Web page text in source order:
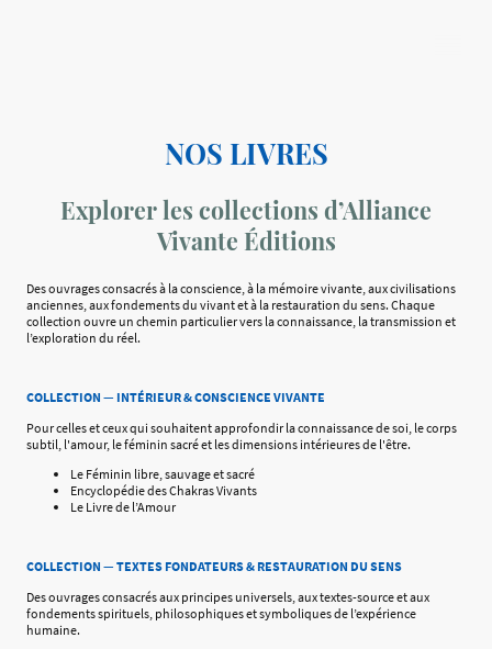
NOS LIVRES
Explorer les collections d’Alliance
Vivante Éditions
Des ouvrages consacrés à la conscience, à la mémoire vivante, aux civilisations
anciennes, aux fondements du vivant et à la restauration du sens. Chaque
collection ouvre un chemin particulier vers la connaissance, la transmission et
l’exploration du réel.
COLLECTION — INTÉRIEUR & CONSCIENCE VIVANTE
Pour celles et ceux qui souhaitent approfondir la connaissance de soi, le corps
subtil, l'amour, le féminin sacré et les dimensions intérieures de l'être.
Le Féminin libre, sauvage et sacré
Encyclopédie des Chakras Vivants
Le Livre de l’Amour
COLLECTION — TEXTES FONDATEURS & RESTAURATION DU SENS
Des ouvrages consacrés aux principes universels, aux textes-source et aux
fondements spirituels, philosophiques et symboliques de l’expérience
humaine.